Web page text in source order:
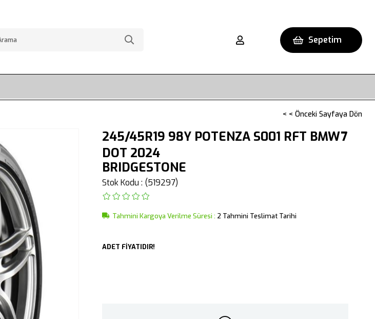
Sepetim
< < Önceki Sayfaya Dön
245/45R19 98Y POTENZA S001 RFT BMW7
DOT 2024
BRIDGESTONE
Stok Kodu (519297)
Tahmini Kargoya Verilme Süresi : 2 Tahmini Teslimat Tarihi
ADET FİYATIDIR!